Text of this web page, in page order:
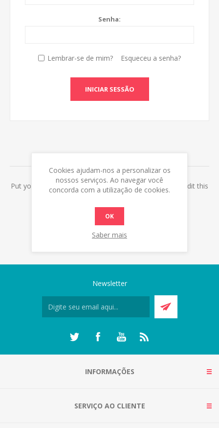
Senha:
Lembrar-se de mim? Esqueceu a senha?
INICIAR SESSÃO
Put your login / registration information here. You can edit this
Newsletter
INFORMAÇÕES
SERVIÇO AO CLIENTE
Cookies ajudam-nos a personalizar os
nossos serviços. Ao navegar você
concorda com a utilização de cookies.
OK
Saber mais